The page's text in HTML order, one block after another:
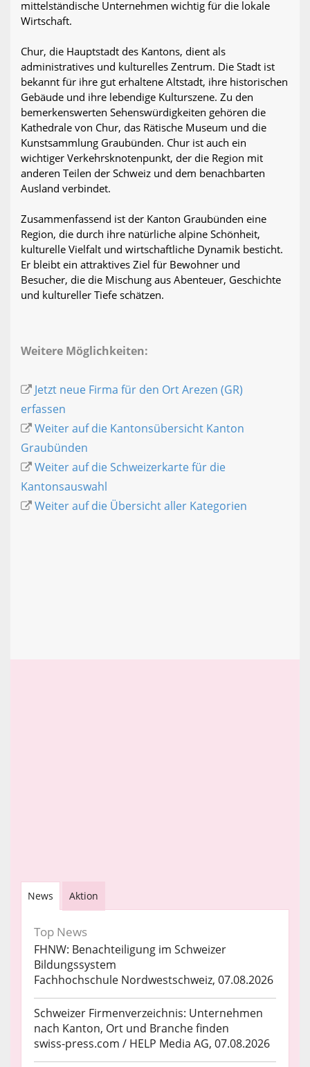
mittelständische Unternehmen wichtig für die lokale
Wirtschaft.
Chur, die Hauptstadt des Kantons, dient als
administratives und kulturelles Zentrum. Die Stadt ist
bekannt für ihre gut erhaltene Altstadt, ihre historischen
Gebäude und ihre lebendige Kulturszene. Zu den
bemerkenswerten Sehenswürdigkeiten gehören die
Kathedrale von Chur, das Rätische Museum und die
Kunstsammlung Graubünden. Chur ist auch ein
wichtiger Verkehrsknotenpunkt, der die Region mit
anderen Teilen der Schweiz und dem benachbarten
Ausland verbindet.
Zusammenfassend ist der Kanton Graubünden eine
Region, die durch ihre natürliche alpine Schönheit,
kulturelle Vielfalt und wirtschaftliche Dynamik besticht.
Er bleibt ein attraktives Ziel für Bewohner und
Besucher, die die Mischung aus Abenteuer, Geschichte
und kultureller Tiefe schätzen.
Weitere Möglichkeiten:
Jetzt neue Firma für den Ort Arezen (GR)
erfassen
Weiter auf die Kantonsübersicht Kanton
Graubünden
Weiter auf die Schweizerkarte für die
Kantonsauswahl
Weiter auf die Übersicht aller Kategorien
News Aktion
Top News
FHNW: Benachteiligung im Schweizer
Bildungssystem
Fachhochschule Nordwestschweiz, 07.08.2026
Schweizer Firmenverzeichnis: Unternehmen
nach Kanton, Ort und Branche finden
swiss-press.com / HELP Media AG, 07.08.2026